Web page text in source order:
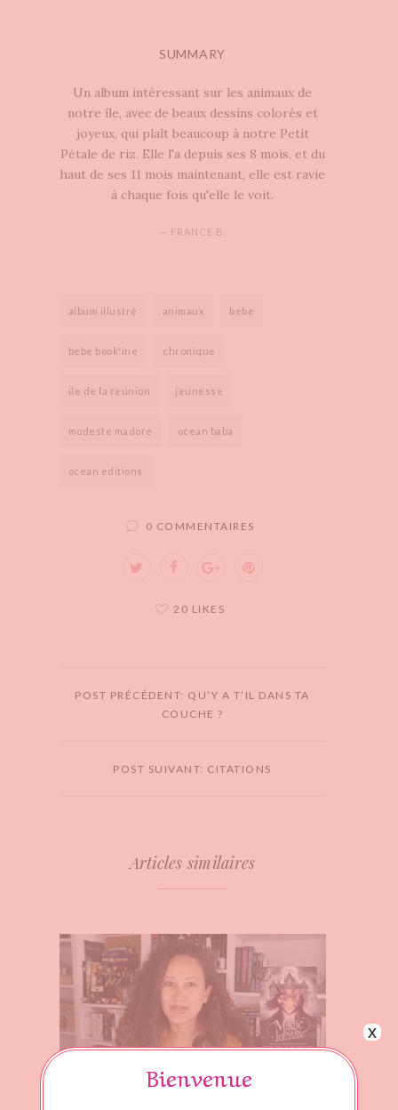
SUMMARY
Un album intéressant sur les animaux de
notre île, avec de beaux dessins colorés et
joyeux, qui plaît beaucoup à notre Petit
Pétale de riz. Elle l'a depuis ses 8 mois, et du
haut de ses 11 mois maintenant, elle est ravie
à chaque fois qu'elle le voit.
— FRANCE B.
album illustré animaux bebe
bebe book'ine chronique
ile de la reunion jeunesse
modeste madore ocean baba
ocean editions
0 COMMENTAIRES
20 LIKES
POST PRÉCÉDENT: QU’Y A T’IL DANS TA
COUCHE ?
POST SUIVANT: CITATIONS
Articles similaires
Bienvenue
x